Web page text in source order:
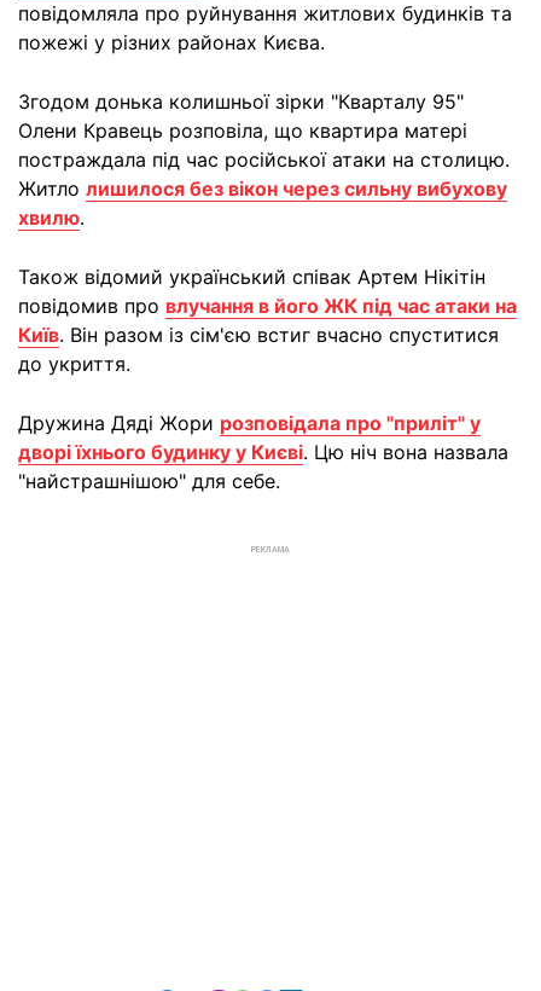
повідомляла про руйнування житлових будинків та
пожежі у різних районах Києва.
Згодом донька колишньої зірки "Кварталу 95"
Олени Кравець розповіла, що квартира матері
постраждала під час російської атаки на столицю.
Житло лишилося без вікон через сильну вибухову
хвилю.
Також відомий український співак Артем Нікітін
повідомив про влучання в його ЖК під час атаки на
Київ. Він разом із сім'єю встиг вчасно спуститися
до укриття.
Дружина Дяді Жори розповідала про "приліт" у
дворі їхнього будинку у Києві. Цю ніч вона назвала
"найстрашнішою" для себе.
РЕКЛАМА